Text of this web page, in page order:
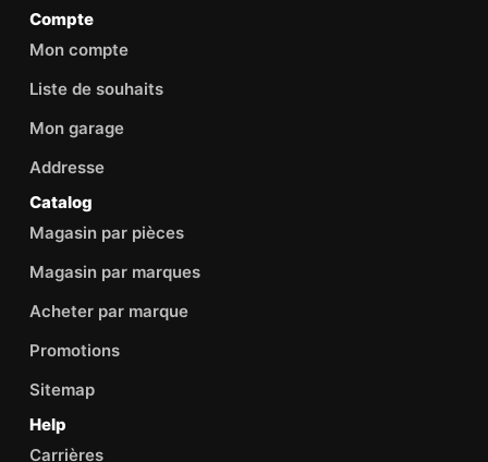
Compte
Mon compte
Liste de souhaits
Mon garage
Addresse
Catalog
Magasin par pièces
Magasin par marques
Acheter par marque
Promotions
Sitemap
Help
Carrières